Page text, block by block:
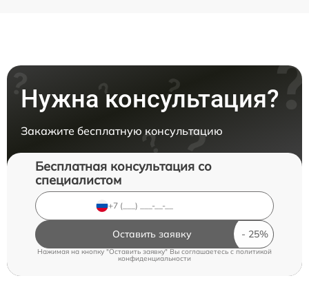
Нужна консультация?
Закажите бесплатную консультацию
Бесплатная консультация со
специалистом
Оставить заявку
Нажимая на кнопку "Оставить заявку" Вы соглашаетесь cполитикой
конфиденциальности